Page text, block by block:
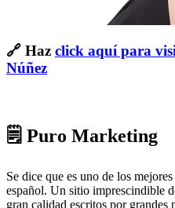
🔗 Haz click aquí para
Núñez
🗒 Puro Marketing
Se dice que es uno de los
español. Un sitio imprescindible
gran calidad escritos por